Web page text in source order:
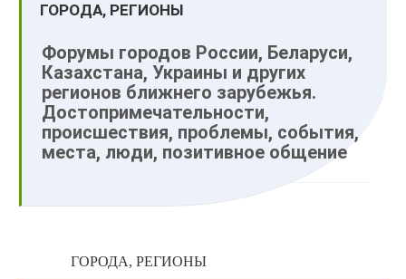
ГОРОДА, РЕГИОНЫ
Форумы городов России, Беларуси,
Казахстана, Украины и других
регионов ближнего зарубежья.
Достопримечательности,
происшествия, проблемы, события,
места, люди, позитивное общение
ГОРОДА, РЕГИОНЫ